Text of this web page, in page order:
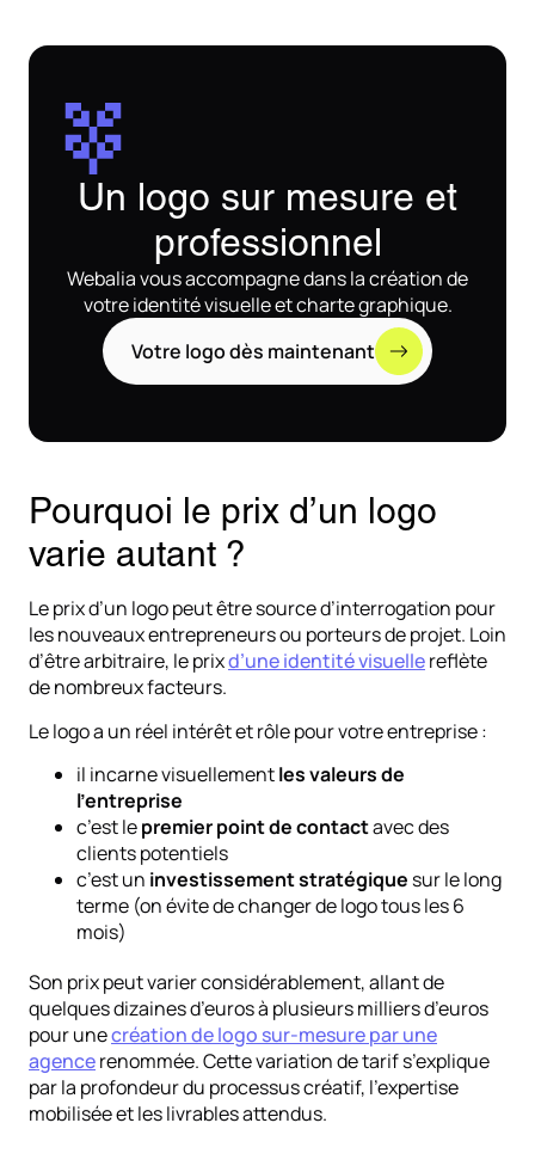
Un logo sur mesure et
professionnel
Webalia vous accompagne dans la création de
votre identité visuelle et charte graphique.
Votre logo dès maintenant
Pourquoi le prix d’un logo
varie autant ?
Le prix d’un logo peut être source d’interrogation pour
les nouveaux entrepreneurs ou porteurs de projet. Loin
d’être arbitraire, le prixd’une identité visuellereflète
de nombreux facteurs.
Le logo a un réel intérêt et rôle pour votre entreprise :
il incarne visuellementles valeurs de
l’entreprise
c’est lepremier point de contactavec des
clients potentiels
c’est un investissement stratégique sur le long
terme (on évite de changer de logo tous les 6
mois)
Son prix peut varier considérablement, allant de
quelques dizaines d’euros à plusieurs milliers d’euros
pour unecréation de logo sur-mesure par une
agencerenommée. Cette variation de tarif s’explique
par la profondeur du processus créatif, l’expertise
mobilisée et les livrables attendus.